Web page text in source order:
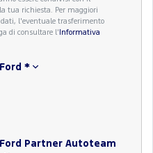
Per maggiori
l'eventuale trasferimento
di consultare l' Informativa
*
Partner Autoteam